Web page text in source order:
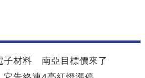
子材料 南亞目標價來了